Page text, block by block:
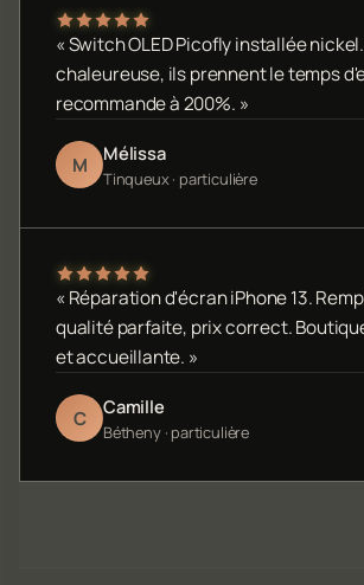
« Switch OLED Picofly installée
chaleureuse, ils prennent le temps
recommande à 200%. »
M Mélissa
Tinqueux · particulière
« Réparation d'écran iPhone 13.
qualité parfaite, prix correct.
et accueillante. »
C Camille
Bétheny · particulière